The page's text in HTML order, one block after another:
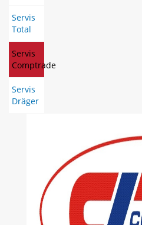
Servis
Total
Servis
Comptrade
Servis
Dräger